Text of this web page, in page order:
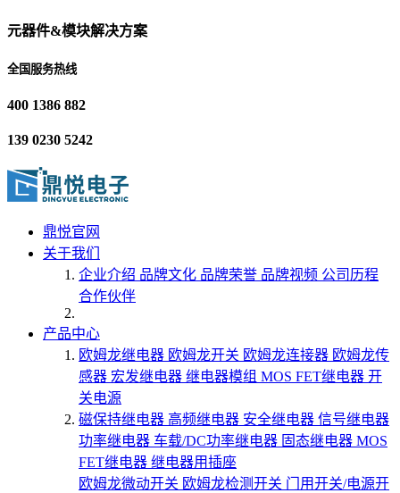
元器件&模块解决方案
全国服务热线
400 1386 882
139 0230 5242
鼎悦官网
关于我们
企业介绍 品牌文化 品牌荣誉 品牌视频 公司历程
合作伙伴
产品中心
欧姆龙继电器 欧姆龙开关 欧姆龙连接器 欧姆龙传
感器 宏发继电器 继电器模组 MOS FET继电器 开
关电源
磁保持继电器 高频继电器 安全继电器 信号继电器
功率继电器 车载/DC功率继电器 固态继电器 MOS
FET继电器 继电器用插座
欧姆龙微动开关 欧姆龙检测开关 门用开关/电源开